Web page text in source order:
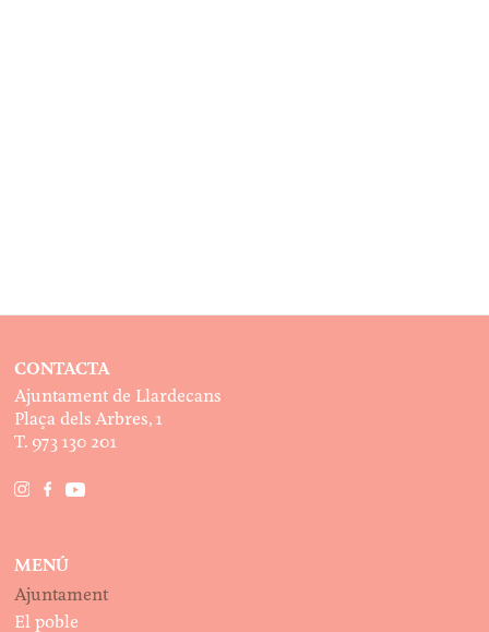
CONTACTA
Ajuntament de Llardecans
Plaça dels Arbres, 1
T. 973 130 201
MENÚ
Ajuntament
El poble